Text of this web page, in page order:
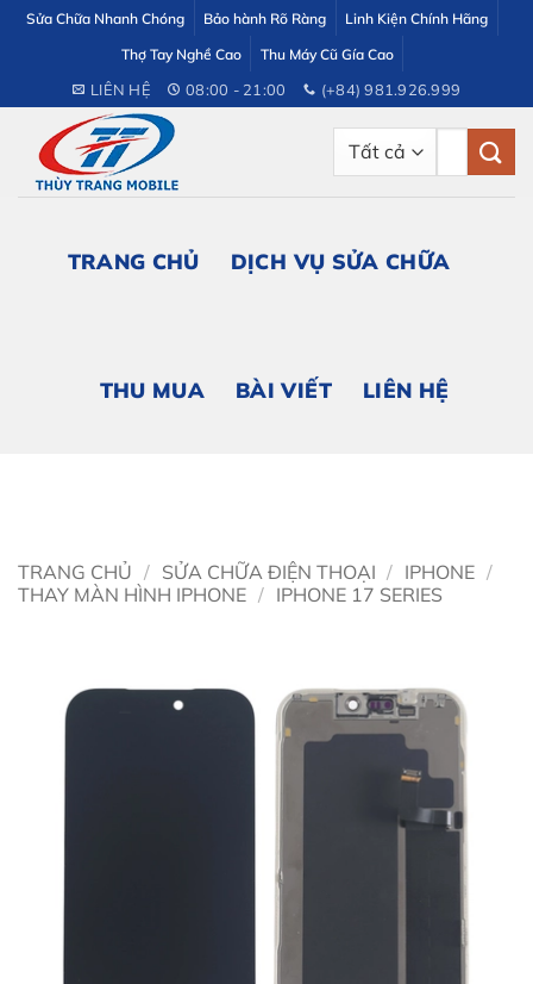
dung
Sửa Chữa Nhanh Chóng Bảo hành Rõ Ràng
Linh Kiện Chính Hãng
Thợ Tay Nghề Cao
Thu Máy Cũ Gía Cao
LIÊN HỆ 08:00 - 21:00 (+84) 981.926.999
TRANG CHỦ DỊCH VỤ SỬA CHỮA
THU MUA BÀI VIẾT LIÊN HỆ
TRANG CHỦ / SỬA CHỮA ĐIỆN THOẠI / IPHONE /
THAY MÀN HÌNH IPHONE / IPHONE 17 SERIES